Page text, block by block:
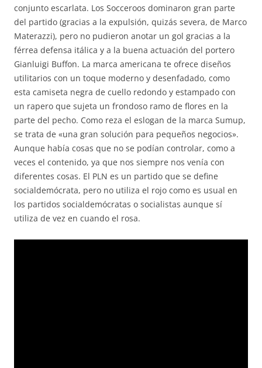
conjunto escarlata. Los Socceroos dominaron gran parte
del partido (gracias a la expulsión, quizás severa, de Marco
Materazzi), pero no pudieron anotar un gol gracias a la
férrea defensa itálica y a la buena actuación del portero
Gianluigi Buffon. La marca americana te ofrece diseños
utilitarios con un toque moderno y desenfadado, como
esta camiseta negra de cuello redondo y estampado con
un rapero que sujeta un frondoso ramo de flores en la
parte del pecho. Como reza el eslogan de la marca Sumup,
se trata de «una gran solución para pequeños negocios».
Aunque había cosas que no se podían controlar, como a
veces el contenido, ya que nos siempre nos venía con
diferentes cosas. El PLN es un partido que se define
socialdemócrata, pero no utiliza el rojo como es usual en
los partidos socialdemócratas o socialistas aunque sí
utiliza de vez en cuando el rosa.